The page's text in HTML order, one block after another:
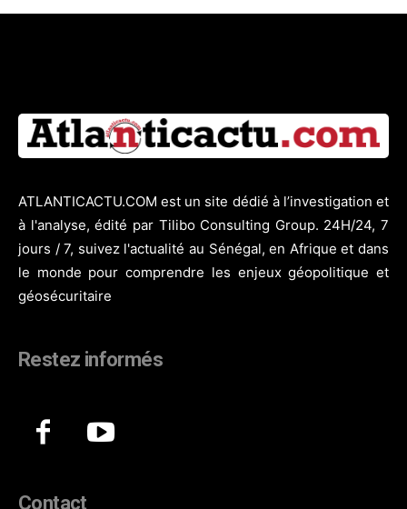
ATLANTICACTU.COM est un site dédié à l’investigation et
à l'analyse, édité par Tilibo Consulting Group. 24H/24, 7
jours / 7, suivez l'actualité au Sénégal, en Afrique et dans
le monde pour comprendre les enjeux géopolitique et
géosécuritaire
Restez informés
Contact